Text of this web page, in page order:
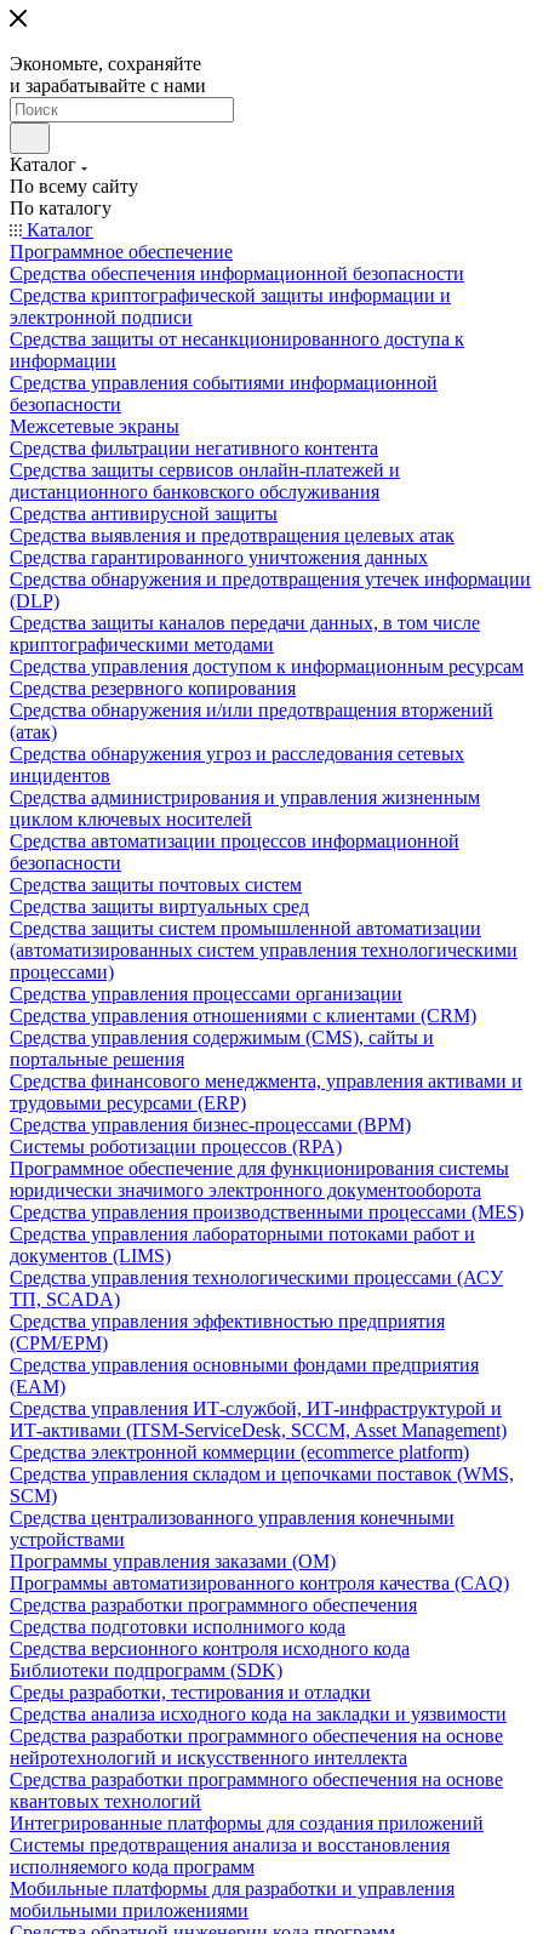
Экономьте, сохраняйте
и зарабатывайте с нами
Каталог
По всему сайту
По каталогу
Каталог
Программное обеспечение
Средства обеспечения информационной безопасности
Средства криптографической защиты информации и
электронной подписи
Средства защиты от несанкционированного доступа к
информации
Средства управления событиями информационной
безопасности
Межсетевые экраны
Средства фильтрации негативного контента
Средства защиты сервисов онлайн-платежей и
дистанционного банковского обслуживания
Средства антивирусной защиты
Средства выявления и предотвращения целевых атак
Средства гарантированного уничтожения данных
Средства обнаружения и предотвращения утечек информации
(DLP)
Средства защиты каналов передачи данных, в том числе
криптографическими методами
Средства управления доступом к информационным ресурсам
Средства резервного копирования
Средства обнаружения и/или предотвращения вторжений
(атак)
Средства обнаружения угроз и расследования сетевых
инцидентов
Средства администрирования и управления жизненным
циклом ключевых носителей
Средства автоматизации процессов информационной
безопасности
Средства защиты почтовых систем
Средства защиты виртуальных сред
Средства защиты систем промышленной автоматизации
(автоматизированных систем управления технологическими
процессами)
Средства управления процессами организации
Средства управления отношениями с клиентами (CRM)
Средства управления содержимым (CMS), сайты и
портальные решения
Средства финансового менеджмента, управления активами и
трудовыми ресурсами (ERP)
Средства управления бизнес-процессами (BPM)
Системы роботизации процессов (RPA)
Программное обеспечение для функционирования системы
юридически значимого электронного документооборота
Средства управления производственными процессами (MES)
Средства управления лабораторными потоками работ и
документов (LIMS)
Средства управления технологическими процессами (АСУ
ТП, SCADA)
Средства управления эффективностью предприятия
(CPM/EPM)
Средства управления основными фондами предприятия
(EAM)
Средства управления ИТ-службой, ИТ-инфраструктурой и
ИТ-активами (ITSM-ServiceDesk, SCCM, Asset Management)
Средства электронной коммерции (ecommerce platform)
Средства управления складом и цепочками поставок (WMS,
SCM)
Средства централизованного управления конечными
устройствами
Программы управления заказами (OM)
Программы автоматизированного контроля качества (CAQ)
Средства разработки программного обеспечения
Средства подготовки исполнимого кода
Средства версионного контроля исходного кода
Библиотеки подпрограмм (SDK)
Среды разработки, тестирования и отладки
Средства анализа исходного кода на закладки и уязвимости
Средства разработки программного обеспечения на основе
нейротехнологий и искусственного интеллекта
Средства разработки программного обеспечения на основе
квантовых технологий
Интегрированные платформы для создания приложений
Системы предотвращения анализа и восстановления
исполняемого кода программ
Мобильные платформы для разработки и управления
мобильными приложениями